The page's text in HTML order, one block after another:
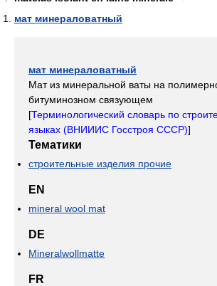
мат минераловатный
мат минераловатный
Мат из минеральной ваты на
битуминозном связующем
[Терминологический словарь по
языках (ВНИИИС Госстроя СССР)]
Тематики
строительные изделия прочие
EN
mineral wool mat
DE
Mineralwollmatte
FR